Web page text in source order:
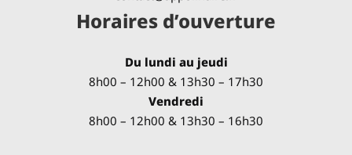
Horaires d’ouverture
Du lundi au jeudi
8h00 – 12h00 & 13h30 – 17h30
Vendredi
8h00 – 12h00 & 13h30 – 16h30